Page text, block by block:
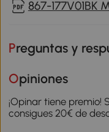
867-177V01BK
Preguntas y
Opiniones
¡Opinar tiene premio!
consigues 20€ de